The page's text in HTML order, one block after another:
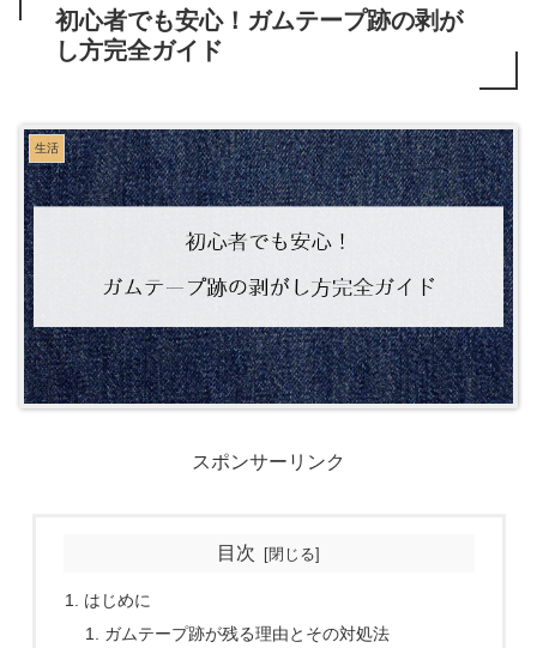
初心者でも安心！ガムテープ跡の剥が
し方完全ガイド
生活
スポンサーリンク
目次
はじめに
ガムテープ跡が残る理由とその対処法